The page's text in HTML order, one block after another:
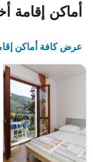
أماكن إقامة
عرض كافة أماكن إقامة